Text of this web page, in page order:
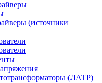
(источники
(ЛАТР)